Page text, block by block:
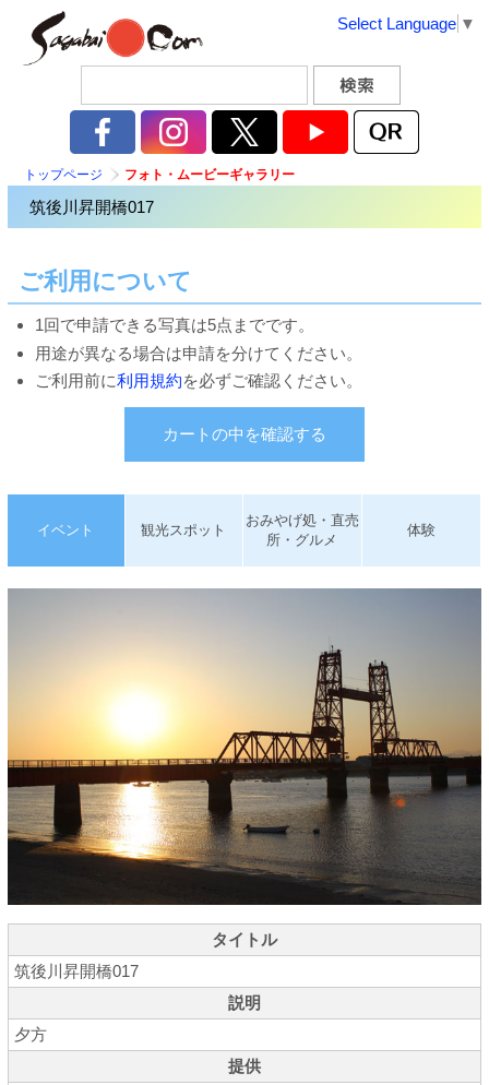
Select Language ▼
トップページ フォト・ムービーギャラリー
筑後川昇開橋017
ご利用について
1回で申請できる写真は5点までです。
用途が異なる場合は申請を分けてください。
ご利用前に利用規約を必ずご確認ください。
カートの中を確認する
イベント 観光スポット
おみやげ処・直売
所・グルメ
体験
タイトル
筑後川昇開橋017
説明
夕方
提供